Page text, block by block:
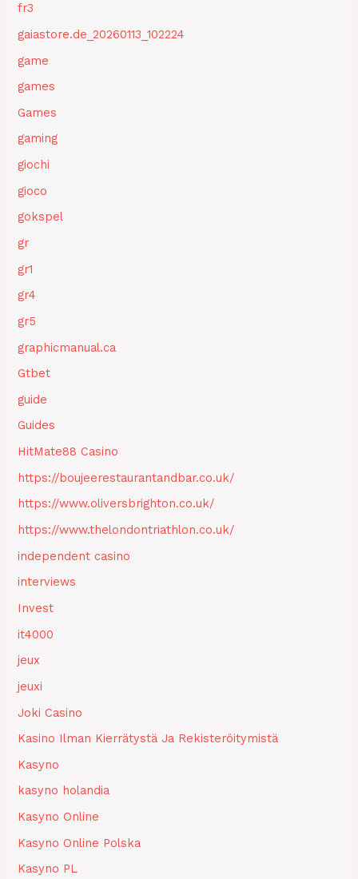
fr3
gaiastore.de_20260113_102224
game
games
Games
gaming
giochi
gioco
gokspel
gr
gr1
gr4
gr5
graphicmanual.ca
Gtbet
guide
Guides
HitMate88 Casino
https://boujeerestaurantandbar.co.uk/
https://www.oliversbrighton.co.uk/
https://www.thelondontriathlon.co.uk/
independent casino
interviews
Invest
it4000
jeux
jeuxi
Joki Casino
Kasino Ilman Kierrätystä Ja Rekisteröitymistä
Kasyno
kasyno holandia
Kasyno Online
Kasyno Online Polska
Kasyno PL